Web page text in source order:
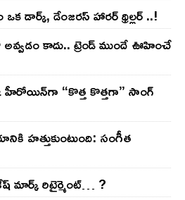
డార్క్, డేంజరస్ హారర్ థ్రిల్లర్ ..!
కాదు.. ట్రెండ్‌ ముందే ఊహించే
హీరోయిన్‌గా “కొత్త కొత్తగా” సాంగ్
హత్తుకుంటుంది: సంగీత
మార్క్ రిటైర్మెంట్‌… ?